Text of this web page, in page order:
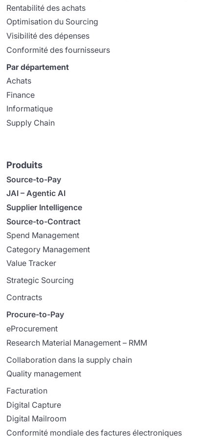
Rentabilité des achats
Optimisation du Sourcing
Visibilité des dépenses
Conformité des fournisseurs
Par département
Achats
Finance
Informatique
Supply Chain
Produits
Source-to-Pay
JAI – Agentic AI
Supplier Intelligence
Source-to-Contract
Spend Management
Category Management
Value Tracker
Strategic Sourcing
Contracts
Procure-to-Pay
eProcurement
Research Material Management – RMM
Collaboration dans la supply chain
Quality management
Facturation
Digital Capture
Digital Mailroom
Conformité mondiale des factures électroniques